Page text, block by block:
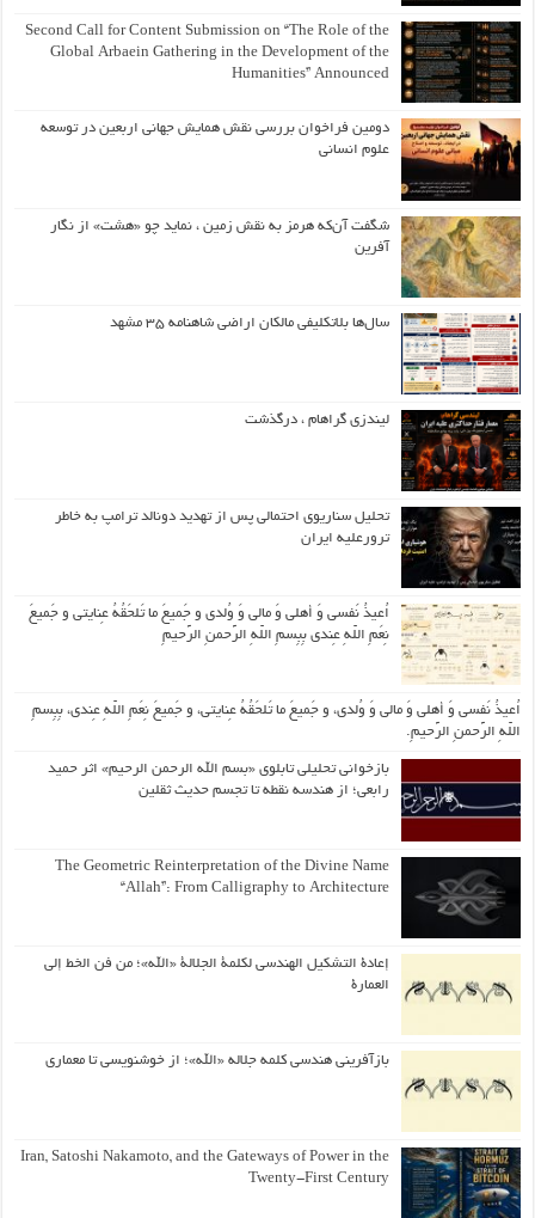
Second Call for Content Submission on “The Role of the
Global Arbaein Gathering in the Development of the
Humanities” Announced
دومین فراخوان بررسی نقش همایش جهانی اربعین در توسعه
علوم انسانی
شگفت آن‌که هرمز به نقش زمین ، نماید چو «هشت» از نگار
آفرین
سال‌ها بلاتکلیفی مالکان اراضی شاهنامه ۳۵ مشهد
لیندزی گراهام ، درگذشت
تحلیل سناریوی احتمالی پس از تهدید دونالد ترامپ به خاطر
ترورعلیه ایران
اُعیذُ نَفسی وَ أهلی وَ مالی وَ وُلدی و جَمیعَ ما تَلحَقُهُ عِنایتی و جَمیعَ
نِعَمِ اللّهِ عِندی بِبِسمِ اللّهِ الرَّحمنِ الرَّحیمِ
اُعیذُ نَفسی وَ أهلی وَ مالی وَ وُلدی، و جَمیعَ ما تَلحَقُهُ عِنایتی، و جَمیعَ نِعَمِ اللّهِ عِندی، بِبِسمِ
اللّهِ الرَّحمنِ الرَّحیمِ.
بازخوانی تحلیلی تابلوی «بسم الله الرحمن الرحیم» اثر حمید
رابعی؛ از هندسه نقطه تا تجسم حدیث ثقلین
The Geometric Reinterpretation of the Divine Name
“Allah”: From Calligraphy to Architecture
إعادة التشكيل الهندسي لكلمة الجلالة «الله»؛ من فن الخط إلى
العمارة
بازآفرینی هندسی کلمه جلاله «الله»؛ از خوشنویسی تا معماری
Iran, Satoshi Nakamoto, and the Gateways of Power in the
Twenty-First Century